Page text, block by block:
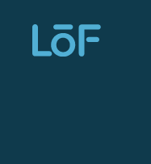
Direkt
till